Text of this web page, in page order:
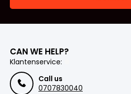
CAN WE HELP?
Klantenservice:
Call us
0707830040